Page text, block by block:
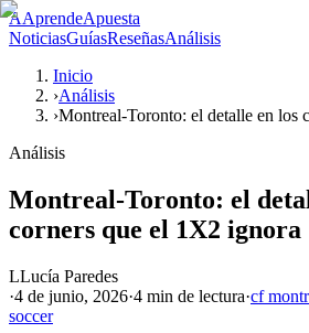
AAprendeApuesta
NoticiasGuíasReseñasAnálisis
Inicio
›Análisis
›Montreal-Toronto: el detalle en los
Análisis
Montreal-Toronto: el
corners que el 1X2 ignora
LLucía Paredes
·4 de junio, 2026·4 min de lectura·cf
soccer